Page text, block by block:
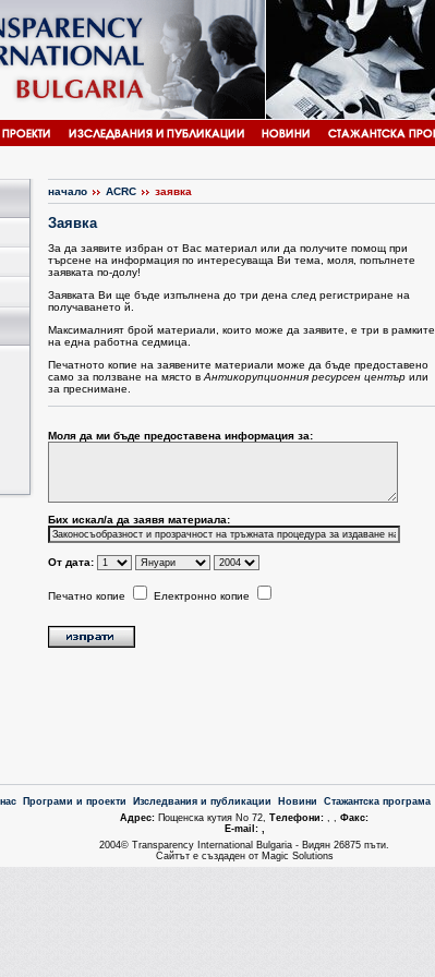
начало ACRC заявка
Заявка
За да заявите избран от Вас материал или да получите помощ при
търсене на информация по интересуваща Ви тема, моля, попълнете
заявката по-долу!
Заявката Ви ще бъде изпълнена до три дена след регистриране на
получаването й.
Максималният брой материали, които може да заявите, е три в рамките
на една работна седмица.
Печатното копие на заявените материали може да бъде предоставено
само за ползване на място вАнтикорупционния ресурсен център или
за преснимане.
Моля да ми бъде предоставена информация за:
Бих искал/a да заявя материала:
От дата:
Печатно копие Електронно копие
Програми и проекти Изследвания и публикации Новини Стажантска програма
Aдрес: Пощенска кутия No 72, Tелефони: , , Факс:
Е-mail: ,
2004© Transparency International Bulgaria - Видян 26875 пъти.
Сайтът е създаден от Magic Solutions